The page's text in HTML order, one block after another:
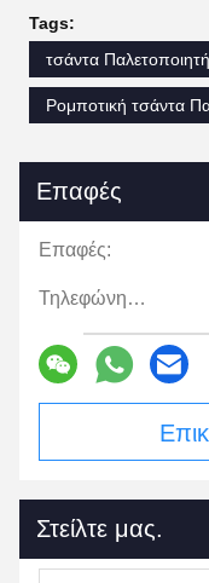
Tags:
τσάντα
Ρομποτική τσάντα
Επαφές
Επαφές:
Τηλεφώνημα:
Στείλτε μας.